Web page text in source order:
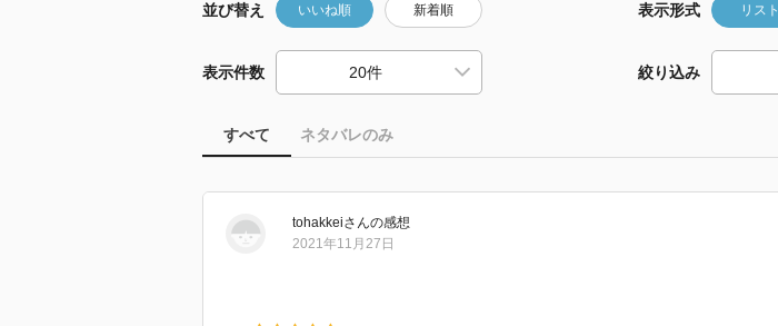
並び替え いいね順 新着順 表示形式 リスト
表示件数 絞り込み
すべて ネタバレのみ
tohakkeiさんの感想
2021年11月27日